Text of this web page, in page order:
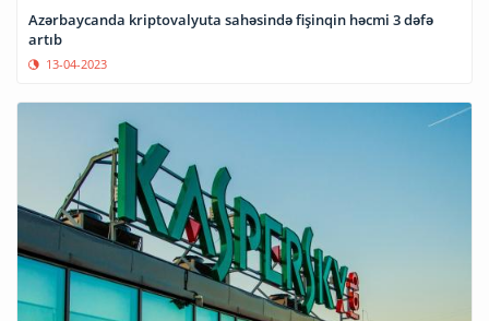
Azərbaycanda kriptovalyuta sahəsində fişinqin həcmi 3 dəfə
artıb
13-04-2023